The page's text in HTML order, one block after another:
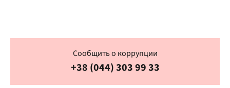
Сообщить о коррупции
+38 (044) 303 99 33